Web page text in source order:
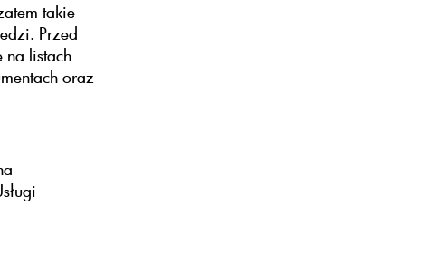
takie
Przed
na listach
oraz